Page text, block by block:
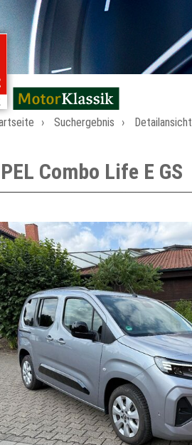
Suchergebnis Detailansicht
Combo Life E GS